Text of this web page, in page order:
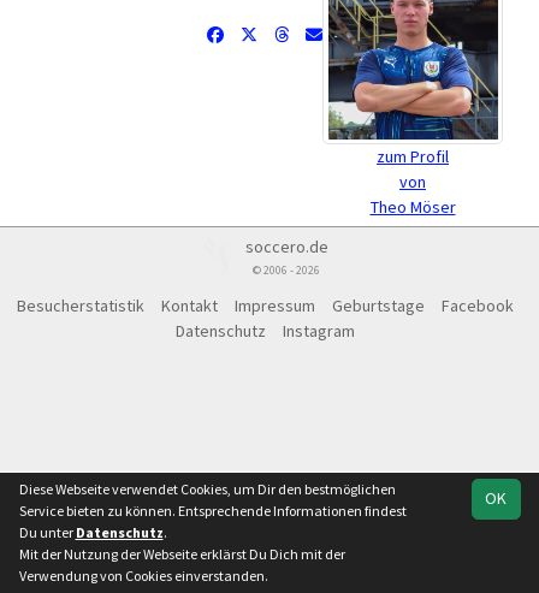
zum Profil
von
Theo Möser
soccero.de
© 2006 - 2026
Besucherstatistik Kontakt Impressum Geburtstage
Facebook
Datenschutz
Instagram
OK
Diese Webseite verwendet Cookies, um Dir den bestmöglichen
Service bieten zu können. Entsprechende Informationen findest
Du unter Datenschutz.
Mit der Nutzung der Webseite erklärst Du Dich mit der
Verwendung von Cookies einverstanden.